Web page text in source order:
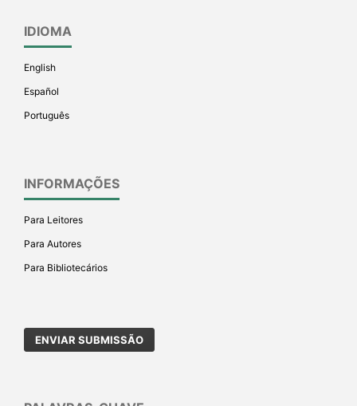
IDIOMA
English
Español
Português
INFORMAÇÕES
Para Leitores
Para Autores
Para Bibliotecários
ENVIAR SUBMISSÃO